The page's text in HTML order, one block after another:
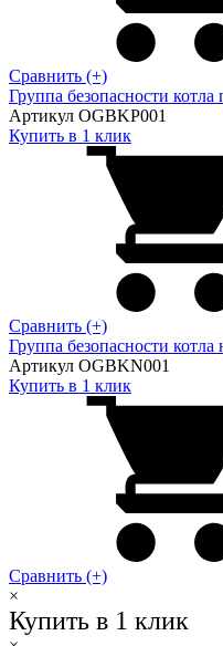
Сравнить (+)
Группа безопасности
Артикул OGBKP001
Купить в 1 клик
Сравнить (+)
Группа безопасности
Артикул OGBKN001
Купить в 1 клик
Сравнить (+)
×
Купить в 1 клик